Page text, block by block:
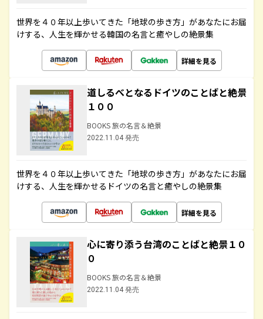
世界を４０年以上歩いてきた「地球の歩き方」があなたにお届
けする、人生を輝かせる韓国の名言と癒やしの絶景集
詳細を見る
道しるべとなるドイツのことばと絶景
１００
BOOKS 旅の名言＆絶景
2022.11.04 発売
世界を４０年以上歩いてきた「地球の歩き方」があなたにお届
けする、人生を輝かせるドイツの名言と癒やしの絶景集
詳細を見る
心に寄り添う台湾のことばと絶景１０
０
BOOKS 旅の名言＆絶景
2022.11.04 発売